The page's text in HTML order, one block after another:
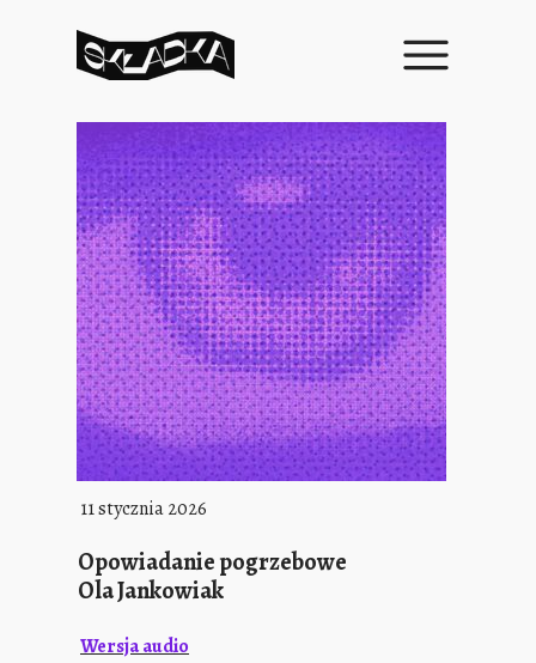
11 stycznia 2026
Opowiadanie pogrzebowe
Ola Jankowiak
Wersja audio